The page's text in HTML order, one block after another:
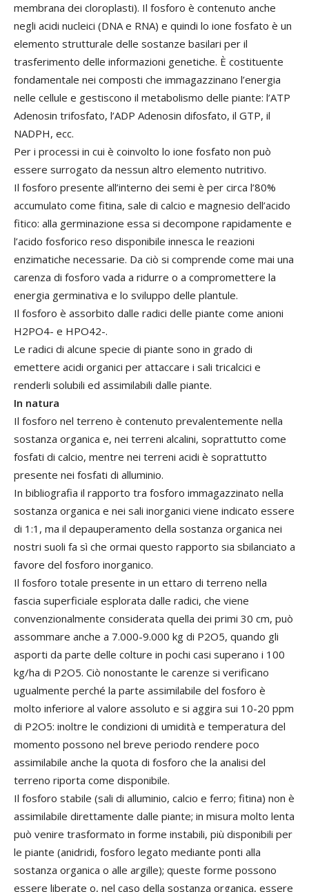
membrana dei cloroplasti). Il fosforo è contenuto anche
negli acidi nucleici (DNA e RNA) e quindi lo ione fosfato è un
elemento strutturale delle sostanze basilari per il
trasferimento delle informazioni genetiche. È costituente
fondamentale nei composti che immagazzinano l’energia
nelle cellule e gestiscono il metabolismo delle piante: l’ATP
Adenosin trifosfato, l’ADP Adenosin difosfato, il GTP, il
NADPH, ecc.
Per i processi in cui è coinvolto lo ione fosfato non può
essere surrogato da nessun altro elemento nutritivo.
Il fosforo presente all’interno dei semi è per circa l’80%
accumulato come fitina, sale di calcio e magnesio dell’acido
fitico: alla germinazione essa si decompone rapidamente e
l’acido fosforico reso disponibile innesca le reazioni
enzimatiche necessarie. Da ciò si comprende come mai una
carenza di fosforo vada a ridurre o a compromettere la
energia germinativa e lo sviluppo delle plantule.
Il fosforo è assorbito dalle radici delle piante come anioni
H2PO4- e HPO42-.
Le radici di alcune specie di piante sono in grado di
emettere acidi organici per attaccare i sali tricalcici e
renderli solubili ed assimilabili dalle piante.
In natura
Il fosforo nel terreno è contenuto prevalentemente nella
sostanza organica e, nei terreni alcalini, soprattutto come
fosfati di calcio, mentre nei terreni acidi è soprattutto
presente nei fosfati di alluminio.
In bibliografia il rapporto tra fosforo immagazzinato nella
sostanza organica e nei sali inorganici viene indicato essere
di 1:1, ma il depauperamento della sostanza organica nei
nostri suoli fa sì che ormai questo rapporto sia sbilanciato a
favore del fosforo inorganico.
Il fosforo totale presente in un ettaro di terreno nella
fascia superficiale esplorata dalle radici, che viene
convenzionalmente considerata quella dei primi 30 cm, può
assommare anche a 7.000-9.000 kg di P2O5, quando gli
asporti da parte delle colture in pochi casi superano i 100
kg/ha di P2O5. Ciò nonostante le carenze si verificano
ugualmente perché la parte assimilabile del fosforo è
molto inferiore al valore assoluto e si aggira sui 10-20 ppm
di P2O5: inoltre le condizioni di umidità e temperatura del
momento possono nel breve periodo rendere poco
assimilabile anche la quota di fosforo che la analisi del
terreno riporta come disponibile.
Il fosforo stabile (sali di alluminio, calcio e ferro; fitina) non è
assimilabile direttamente dalle piante; in misura molto lenta
può venire trasformato in forme instabili, più disponibili per
le piante (anidridi, fosforo legato mediante ponti alla
sostanza organica o alle argille); queste forme possono
essere liberate o, nel caso della sostanza organica, essere